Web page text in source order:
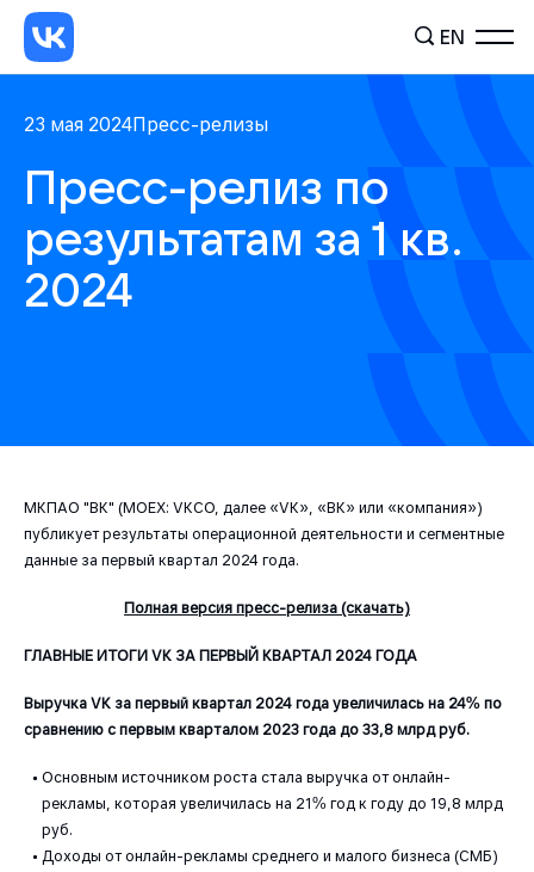
EN
23 мая 2024Пресс-релизы
Пресс-релиз по
результатам за 1 кв.
2024
МКПАО "ВК" (MOEX: VKCO, далее «VK», «ВК» или «компания»)
публикует результаты операционной деятельности и сегментные
данные за первый квартал 2024 года.
Полная версия пресс-релиза (скачать)
ГЛАВНЫЕ ИТОГИ VK ЗА ПЕРВЫЙ КВАРТАЛ 2024 ГОДА
Выручка VK за первый квартал 2024 года увеличилась на 24% по
сравнению с первым кварталом 2023 года до 33,8 млрд руб.
Основным источником роста стала выручка от онлайн-
рекламы, которая увеличилась на 21% год к году до 19,8 млрд
руб.
Доходы от онлайн-рекламы среднего и малого бизнеса (СМБ)